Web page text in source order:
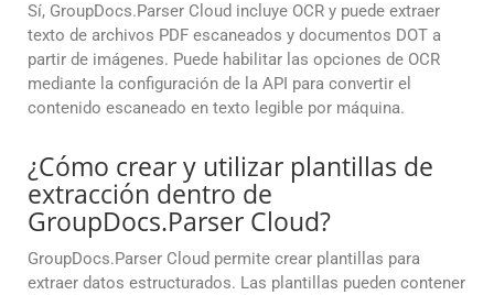
Sí, GroupDocs.Parser Cloud incluye OCR y puede extraer
texto de archivos PDF escaneados y documentos DOT a
partir de imágenes. Puede habilitar las opciones de OCR
mediante la configuración de la API para convertir el
contenido escaneado en texto legible por máquina.
¿Cómo crear y utilizar plantillas de
extracción dentro de
GroupDocs.Parser Cloud?
GroupDocs.Parser Cloud permite crear plantillas para
extraer datos estructurados. Las plantillas pueden contener